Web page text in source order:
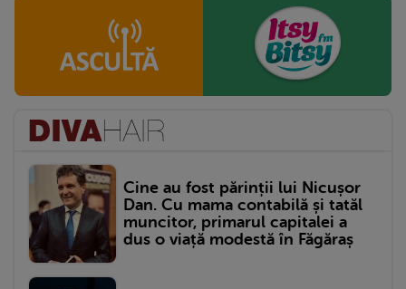
Cine au fost părinții lui Nicușor
Dan. Cu mama contabilă și tatăl
muncitor, primarul capitalei a
dus o viață modestă în Făgăraș